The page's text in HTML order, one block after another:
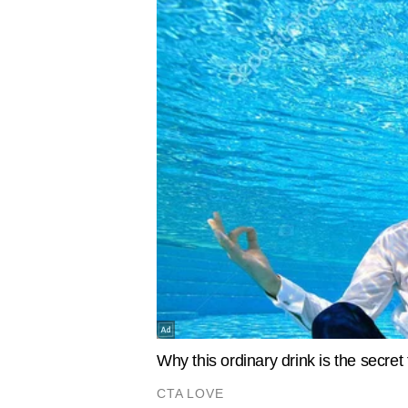
INDIA
'मस्जिदों से लाउडस्पीकर हटाना दुर्भाग्यपूर्ण',
मुर्शिदाबाद के दो सांसदों ने सुवेंदु अधिकारी
से की मुलाकात; क्या थमेगी कार्रवाई?
INDIA
स्वतंत्रता
गूंजेंगी
बढ़ाएगा
समां!
मेधा चावला AUTHOR
मेधा चावला टाइम्स नाउ नवभारत
पत्रकारिता में 20 वर्षों का अनुभव
ह्यूमन-इंटरेस्ट फीचर्स और रिसर्च-
विषयों को आसान, समझने योग्य
Hindi News Spirituality